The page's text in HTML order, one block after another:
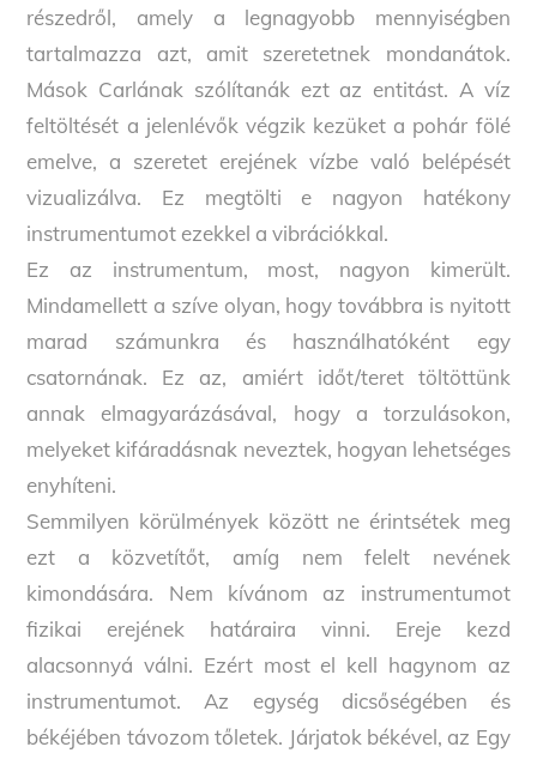
részedről, amely a legnagyobb mennyiségben
tartalmazza azt, amit szeretetnek mondanátok.
Mások Carlának szólítanák ezt az entitást. A víz
feltöltését a jelenlévők végzik kezüket a pohár fölé
emelve, a szeretet erejének vízbe való belépését
vizualizálva. Ez megtölti e nagyon hatékony
instrumentumot ezekkel a vibrációkkal.
Ez az instrumentum, most, nagyon kimerült.
Mindamellett a szíve olyan, hogy továbbra is nyitott
marad számunkra és használhatóként egy
csatornának. Ez az, amiért időt/teret töltöttünk
annak elmagyarázásával, hogy a torzulásokon,
melyeket kifáradásnak neveztek, hogyan lehetséges
enyhíteni.
Semmilyen körülmények között ne érintsétek meg
ezt a közvetítőt, amíg nem felelt nevének
kimondására. Nem kívánom az instrumentumot
fizikai erejének határaira vinni. Ereje kezd
alacsonnyá válni. Ezért most el kell hagynom az
instrumentumot. Az egység dicsőségében és
békéjében távozom tőletek. Járjatok békével, az Egy